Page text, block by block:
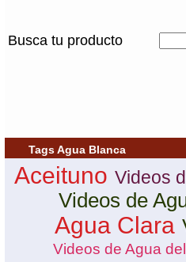
Busca tu producto
Tags Agua Blanca
Aceituno Videos
Videos de
Agua Clara
Videos de Agua